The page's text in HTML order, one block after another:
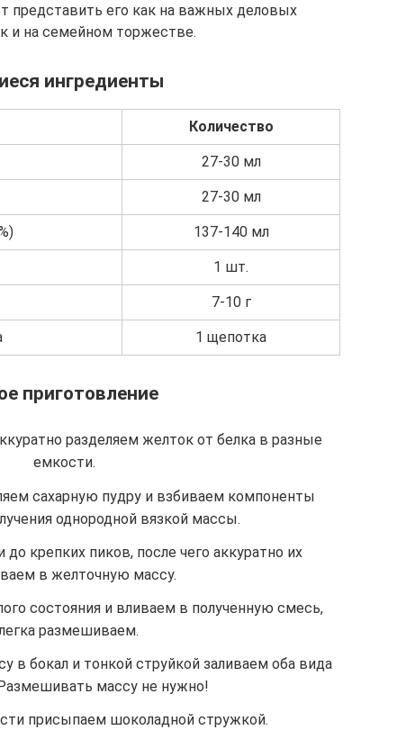
представить его как на важных деловых
и на семейном торжестве.
ингредиенты
Количество
27-30 мл
27-30 мл
137-140 мл
1 шт.
7-10 г
1 щепотка
приготовление
разделяем желток от белка в разные
емкости.
сахарную пудру и взбиваем компоненты
однородной вязкой массы.
крепких пиков, после чего аккуратно их
в желточную массу.
состояния и вливаем в полученную смесь,
размешиваем.
в бокал и тонкой струйкой заливаем оба вида
массу не нужно!
присыпаем шоколадной стружкой.